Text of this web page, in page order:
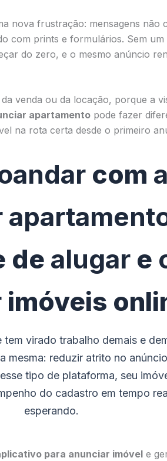
nova frustração: mensagens não
com prints e formulários. Sem
do zero, e o mesmo anúncio
venda ou da locação, porque a
apartamento pode fazer
na rota certa desde o primeiro
com
de alugar e
imóveis
virado trabalho demais e
mesma: reduzir atrito no
tipo de plataforma, seu
do cadastro em tempo
esperando.
para anunciar imóvel e